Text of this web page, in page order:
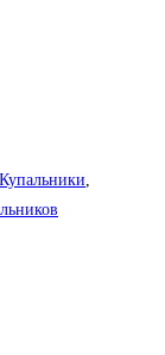
Купальники,